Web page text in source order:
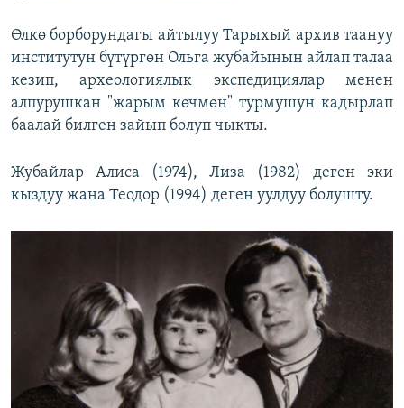
Өлкө борборундагы айтылуу Тарыхый архив таануу
институтун бүтүргөн Ольга жубайынын айлап талаа
кезип, археологиялык экспедициялар менен
алпурушкан "жарым көчмөн" турмушун кадырлап
баалай билген зайып болуп чыкты.
Жубайлар Алиса (1974), Лиза (1982) деген эки
кыздуу жана Теодор (1994) деген уулдуу болушту.